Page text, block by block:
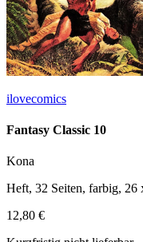
ilovecomics
Fantasy Classic 10
Kona
Heft, 32 Seiten, farbig, 26
12,80 €